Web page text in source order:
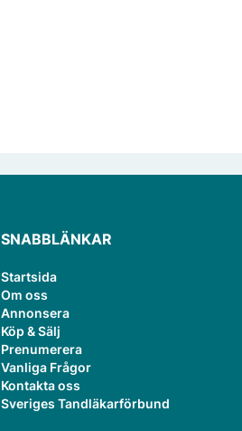
SNABBLÄNKAR
Startsida
Om oss
Annonsera
Köp & Sälj
Prenumerera
Vanliga Frågor
Kontakta oss
Sveriges Tandläkarförbund